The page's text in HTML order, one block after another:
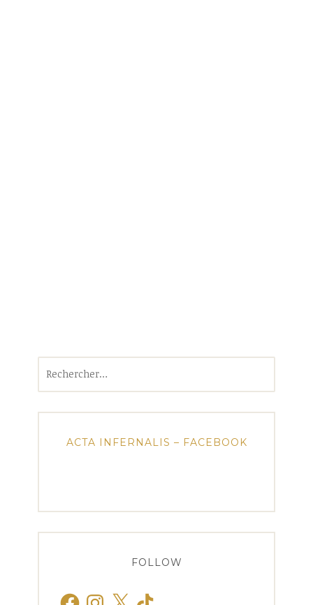
ACTA INFERNALIS – FACEBOOK
FOLLOW
FacebookInstagram
X TikTok